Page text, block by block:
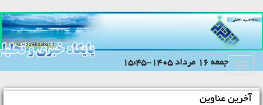
Toggle
جمعه 16 مرداد 1405-15:45
آخرین عناوین